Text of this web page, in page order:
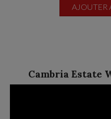
AJOUTER
Cambria Estate